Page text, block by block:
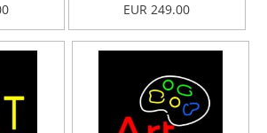
EUR 249.00